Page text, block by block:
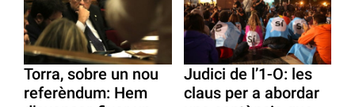
Torra, sobre un nou
referèndum: Hem
Judici de l’1-O: les
claus per a abordar